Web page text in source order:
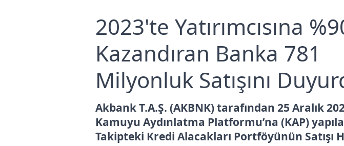
2023'te Yatırımcısına
Kazandıran Banka 781
Milyonluk Satışını
Akbank T.A.Ş. (AKBNK) tarafından 25 Aralık
Kamuyu Aydınlatma Platformu’na (KAP)
Takipteki Kredi Alacakları Portföyünün Satışı